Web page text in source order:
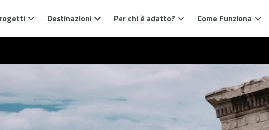
Destinazioni Per chi è adatto? Come Funziona